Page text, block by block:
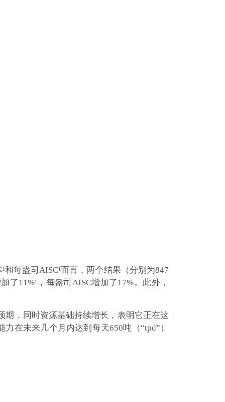
每盎司AISC¹而言，两个结果（分别为847
11%¹，每盎司AISC增加了17%。此外，
期，同时资源基础持续增长，表明它正在这
在未来几个月内达到每天650吨（“tpd”）